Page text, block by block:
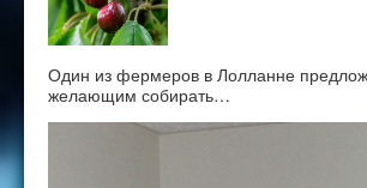
Один из фермеров в Лолланне
желающим собирать…